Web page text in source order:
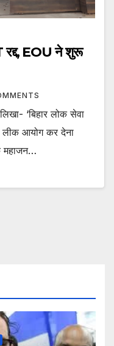
रद्द, EOU ने शुरू
‘बिहार लोक सेवा
लीक आयोग कर देना
महाजन…